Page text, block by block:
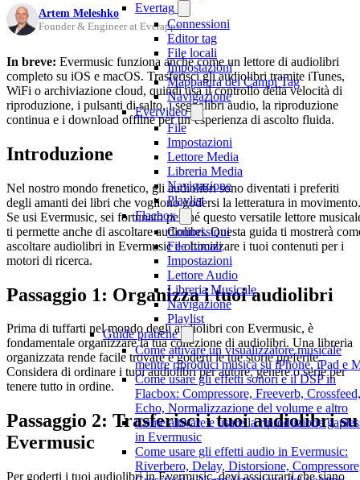
Evertag
Connessioni
Editor tag
File locali
Impostazioni
Mappatura dei Campi Tag
Navigazione
Evervideo
File
Impostazioni
Lettore Media
Libreria Media
Navigazione
Playlist
Flacbox
Connessioni
File Locali
Impostazioni
Lettore Audio
Libreria Musicale
Navigazione
Playlist
Guide pratiche
Come attivare un visualizzatore musicale
mentre riproduci musica su iPhone, iPad e
Come usare gli effetti sonori e il DSP in
Flacbox: Compressore, Freeverb, Crossfeed,
Echo, Normalizzazione del volume e altro
Come attivare e usare la riproduzione
in Evermusic
Come usare gli effetti audio in Evermusic:
Riverbero, Delay, Distorsione,
Artem Meleshko
Founder & Engineer at Everappz
In breve: Evermusic funziona anche come un lettore di audiolibri
completo su iOS e macOS. Trasferisci gli audiolibri tramite iTunes,
WiFi o archiviazione cloud, quindi usa il controllo della velocità di
riproduzione, i pulsanti di salto, i segnalibri audio, la riproduzione
continua e i download offline per un’esperienza di ascolto fluida.
Introduzione
Nel nostro mondo frenetico, gli audiolibri sono diventati i preferiti
degli amanti dei libri che vogliono godersi la letteratura in movimento.
Se usi Evermusic, sei fortunato perché questo versatile lettore
ti permette anche di ascoltare audiolibri. Questa guida ti mostrerà
ascoltare audiolibri in Evermusic e ottimizzare i tuoi contenuti per i
motori di ricerca.
Passaggio 1: Organizza i tuoi audiolibri
Prima di tuffarti nel mondo degli audiolibri con Evermusic, è
fondamentale organizzare la tua collezione di audiolibri. Una libreria
organizzata rende facile trovare e goderti le tue storie preferite.
Considera di ordinare i tuoi audiolibri per autore, genere o serie per
tenere tutto in ordine.
Passaggio 2: Trasferisci i tuoi audiolibri su
Evermusic
Per goderti i tuoi audiolibri in Evermusic, devi assicurarti che siano